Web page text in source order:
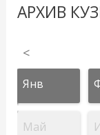
АРХИВ
<
Янв
Май